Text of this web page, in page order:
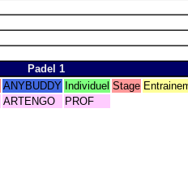
Padel 1
ANYBUDDY Individuel Stage
ARTENGO PROF